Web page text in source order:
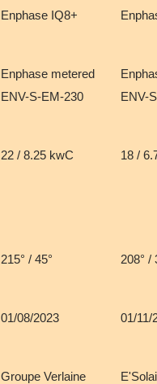
Enphase IQ8+
Enphase metered
ENV-S-EM-230
ENV-
22 / 8.25 kwC 18 /
215° / 45° 208° /
01/08/2023 01/11/
Groupe Verlaine